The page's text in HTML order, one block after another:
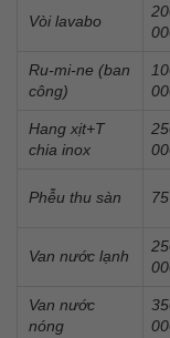
Vòi lavabo
Ru-mi-ne (ban
công)
Hang xịt+T
chia inox
Phễu thu sàn
Van nước lạnh
Van nước
nóng